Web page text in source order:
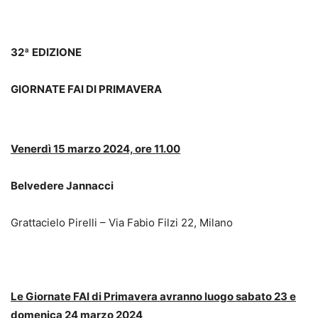
32ª EDIZIONE
GIORNATE FAI DI PRIMAVERA
Venerdì 15 marzo 2024, ore 11.00
Belvedere Jannacci
Grattacielo Pirelli – Via Fabio Filzi 22, Milano
Le Giornate FAI di Primavera avranno luogo sabato 23 e
domenica 24 marzo 2024